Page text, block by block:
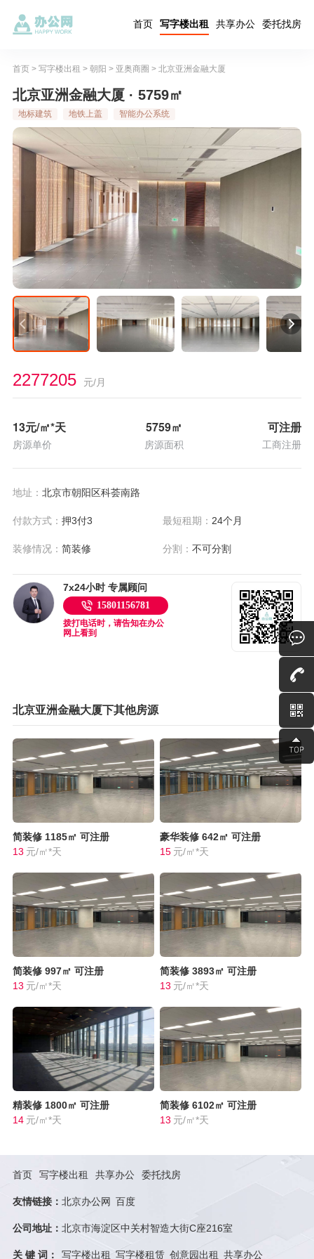
首页 写字楼出租 共享办公 委托找房
首页> 写字楼出租 > 朝阳 > 亚奥商圈 > 北京亚洲金融大厦
北京亚洲金融大厦 · 5759㎡
地标建筑 地铁上盖 智能办公系统
2277205 元/月
13元/㎡*天
房源单价
5759㎡
房源面积
可注册
工商注册
地址： 北京市朝阳区科荟南路
付款方式： 押3付3 最短租期： 24个月
装修情况： 简装修 分割：不可分割
7x24小时 专属顾问
15801156781
拨打电话时，请告知在办公
网上看到
北京亚洲金融大厦下其他房源
简装修 1185㎡ 可注册
13 元/㎡*天
豪华装修 642㎡ 可注册
15 元/㎡*天
简装修 997㎡ 可注册
13 元/㎡*天
简装修 3893㎡ 可注册
13 元/㎡*天
精装修 1800㎡ 可注册
14 元/㎡*天
简装修 6102㎡ 可注册
13 元/㎡*天
首页 写字楼出租 共享办公 委托找房
友情链接： 北京办公网 百度
公司地址： 北京市海淀区中关村智造大街C座216室
关 键 词： 写字楼出租 写字楼租赁 创意园出租 共享办公